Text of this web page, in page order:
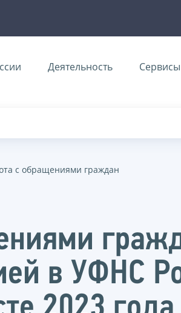
Деятельность Сервисы
с обращениями граждан
в УФНС